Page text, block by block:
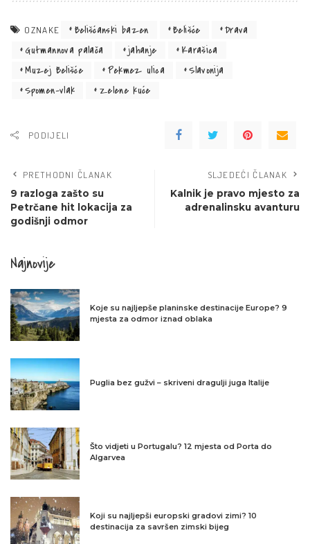
OZNAKE Belišćanski bazen Belišće
Drava
Gutmannova palača
jahanje
Karašica
Muzej Belišće
Pekmez ulica
Slavonija
Spomen-vlak
Zelene kuće
PODIJELI
PRETHODNI ČLANAK
9 razloga zašto su
Petrčane hit lokacija za
godišnji odmor
SLJEDEĆI ČLANAK
Kalnik je pravo mjesto za
adrenalinsku avanturu
Najnovije
Koje su najljepše planinske destinacije Europe? 9
mjesta za odmor iznad oblaka
Puglia bez gužvi – skriveni dragulji juga Italije
Što vidjeti u Portugalu? 12 mjesta od Porta do
Algarvea
Koji su najljepši europski gradovi zimi? 10
destinacija za savršen zimski bijeg